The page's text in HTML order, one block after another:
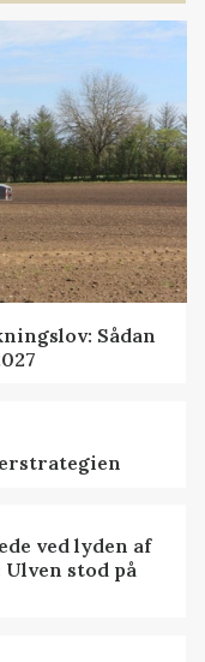
Sådan
ved lyden af
stod på